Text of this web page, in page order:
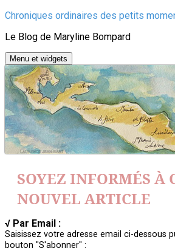
Aller
contenu
Chroniques ordinaires des petits
Le Blog de Maryline Bompard
Menu et widgets
SOYEZ INFORMÉS À
NOUVEL ARTICLE
√ Par Email :
Saisissez votre adresse email ci-dessous
bouton "S'abonner" :